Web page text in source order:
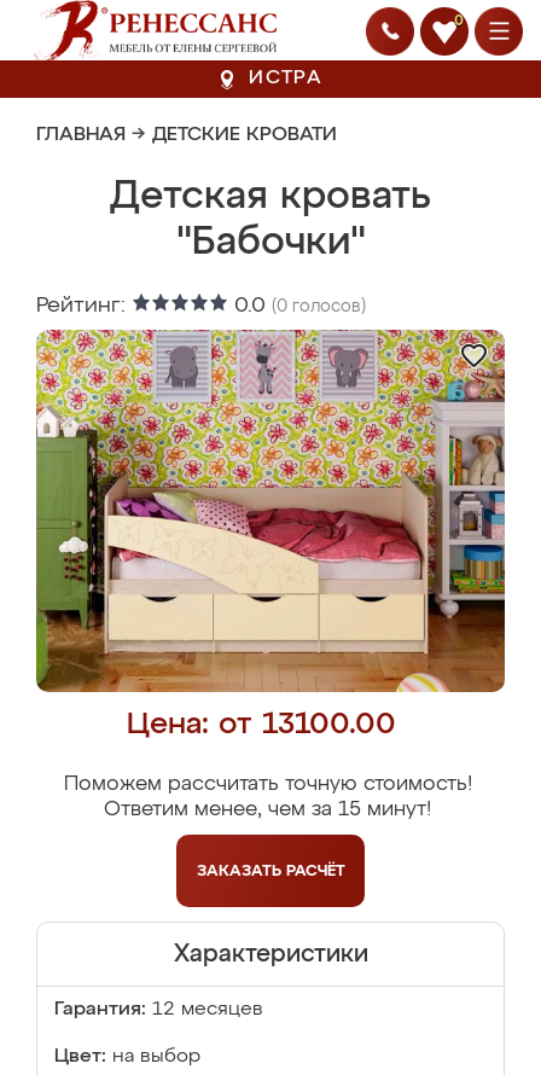
0
ИСТРА
ГЛАВНАЯ → ДЕТСКИЕ КРОВАТИ
Детская кровать
"Бабочки"
Рейтинг: 0.0 (0 голосов)
Цена: от 13100.00
Поможем рассчитать точную стоимость!
Ответим менее, чем за 15 минут!
ЗАКАЗАТЬ РАСЧЁТ
Характеристики
Гарантия: 12 месяцев
Цвет: на выбор